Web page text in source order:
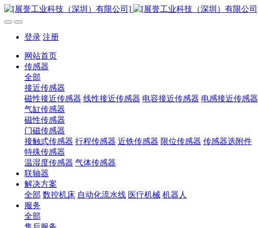
登录 注册
网站首页
传感器
全部
接近传感器
磁性接近传感器 线性接近传感器 电容接近传感器 电感接近传感器
气缸传感器
磁性传感器
门磁传感器
接触式传感器 行程传感器 近铁传感器 限位传感器 传感器选附件
特殊传感器
温湿度传感器 气体传感器
联轴器
解决方案
全部 数控机床 自动化流水线 医疗机械 机器人
服务
全部